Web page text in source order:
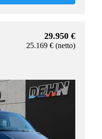
29.950 €
25.169 € (netto)